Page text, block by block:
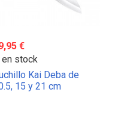
€
en stock
Kai Deba de
15 y 21 cm